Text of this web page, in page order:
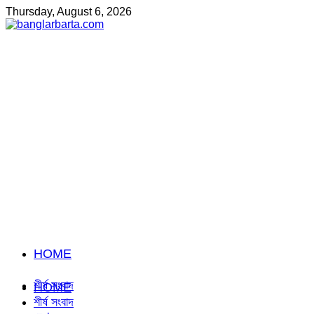
Thursday, August 6, 2026
HOME
শীর্ষ সংবাদ
HOME
শীর্ষ সংবাদ